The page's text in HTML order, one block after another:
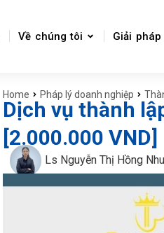
Về chúng tôi Giải
You are here:
Home Pháp lý doanh nghiệp
Dịch vụ thành
[2.000.000 VND]
Ls Nguyễn Thị Hồng